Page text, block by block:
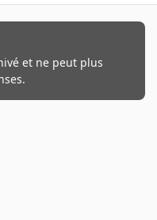
et ne peut plus